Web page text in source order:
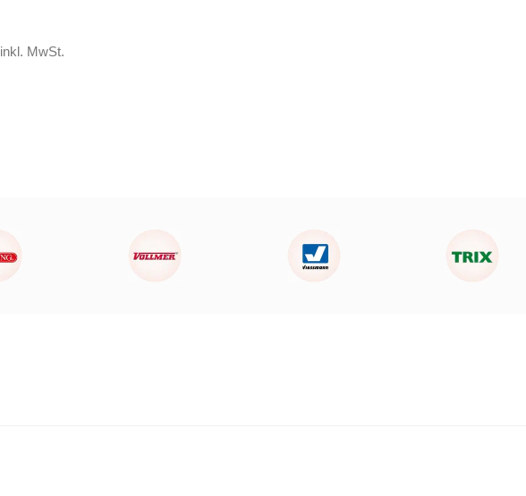
inkl. MwSt.